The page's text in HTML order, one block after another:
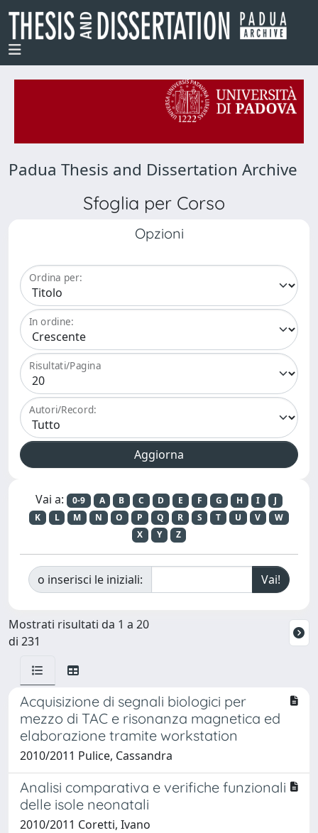
Padua Thesis and Dissertation Archive
Sfoglia per Corso
Opzioni
Ordina per:
In ordine:
Risultati/Pagina
Autori/Record:
Vai a: 0-9 A B C D E F G H I
J
K
L M N O P Q R S T U V
W
X
Y Z
o inserisci le iniziali:
Mostrati risultati da 1 a 20
di 231
Acquisizione di segnali biologici per
mezzo di TAC e risonanza magnetica ed
elaborazione tramite workstation
2010/2011 Pulice, Cassandra
Analisi comparativa e verifiche funzionali
delle isole neonatali
2010/2011 Coretti, Ivano